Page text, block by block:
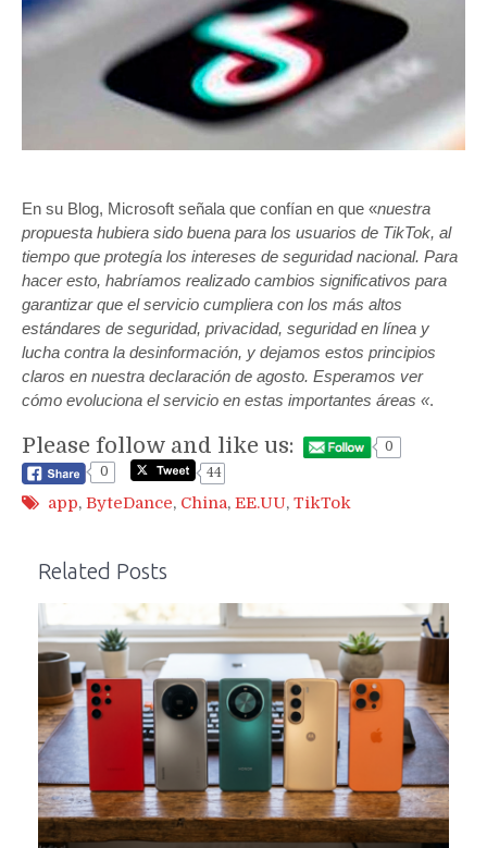
En su Blog, Microsoft señala que confían en que «nuestra
propuesta hubiera sido buena para los usuarios de TikTok, al
tiempo que protegía los intereses de seguridad nacional. Para
hacer esto, habríamos realizado cambios significativos para
garantizar que el servicio cumpliera con los más altos
estándares de seguridad, privacidad, seguridad en línea y
lucha contra la desinformación, y dejamos estos principios
claros en nuestra declaración de agosto. Esperamos ver
cómo evoluciona el servicio en estas importantes áreas «.
Please follow and like us:
0
0
44
app, ByteDance, China, EE.UU, TikTok
Related Posts